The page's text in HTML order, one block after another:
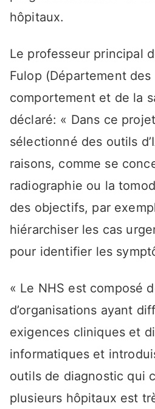
hôpitaux.
Le professeur principal
Fulop (Département des
comportement et de la
déclaré: « Dans ce
sélectionné des outils
raisons, comme se
radiographie ou la
des objectifs, par
hiérarchiser les cas
pour identifier les
« Le NHS est composé
d’organisations ayant
exigences cliniques et
informatiques et
outils de diagnostic qui
plusieurs hôpitaux est